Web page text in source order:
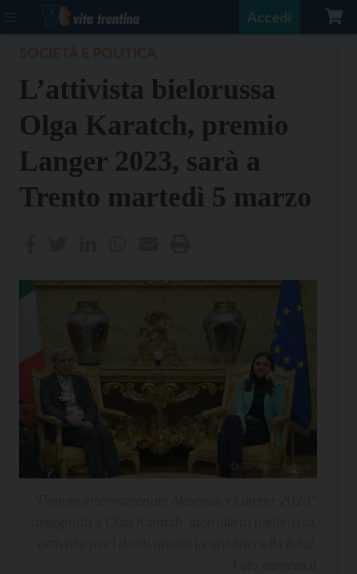
Accedi
L’attivista bielorussa
Olga Karatch, premio
Langer 2023, sarà a
Trento martedì 5 marzo